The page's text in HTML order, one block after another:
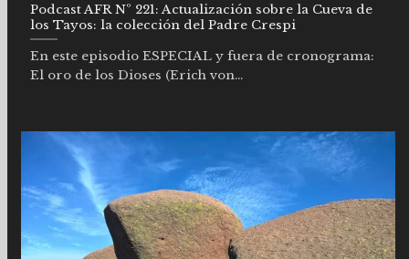
Podcast AFR Nº 221: Actualización sobre la Cueva de
los Tayos: la colección del Padre Crespi
En este episodio ESPECIAL y fuera de cronograma:
El oro de los Dioses (Erich von...